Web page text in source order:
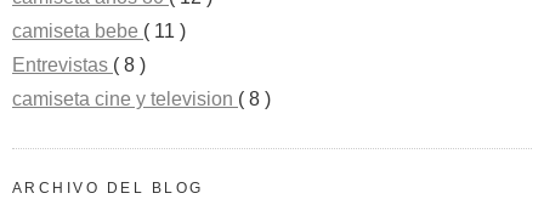
camiseta bebe ( 11 )
Entrevistas ( 8 )
camiseta cine y television ( 8 )
ARCHIVO DEL BLOG